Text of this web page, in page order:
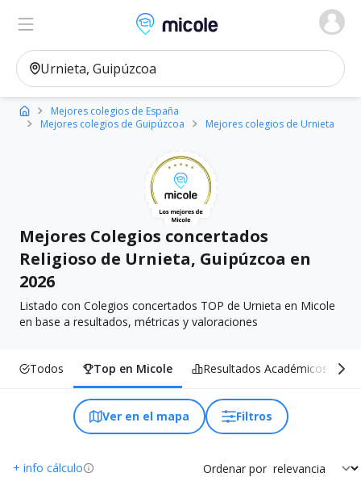
Micole, buscador de colegios
Ver en el mapa
Mejores colegios de España
Mejores colegios de Guipúzcoa
Mejores colegios de Urnieta
Mejores Colegios concertados
Religioso de Urnieta, Guipúzcoa en
2026
Listado con Colegios concertados TOP de Urnieta en Micole
en base a resultados, métricas y valoraciones
Todos Top en Micole Resultados Académicos
Ver en el mapa Filtros
+ info cálculo Ordenar por